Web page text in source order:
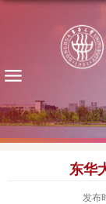
东华
发布